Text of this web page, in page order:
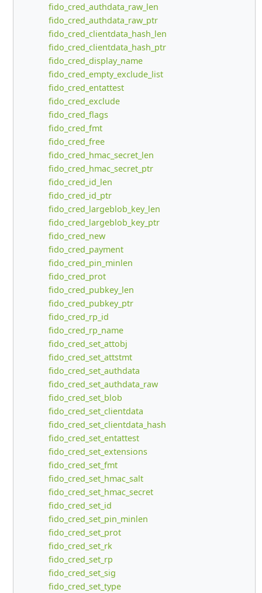
fido_cred_authdata_raw_len
fido_cred_authdata_raw_ptr
fido_cred_clientdata_hash_len
fido_cred_clientdata_hash_ptr
fido_cred_display_name
fido_cred_empty_exclude_list
fido_cred_entattest
fido_cred_exclude
fido_cred_flags
fido_cred_fmt
fido_cred_free
fido_cred_hmac_secret_len
fido_cred_hmac_secret_ptr
fido_cred_id_len
fido_cred_id_ptr
fido_cred_largeblob_key_len
fido_cred_largeblob_key_ptr
fido_cred_new
fido_cred_payment
fido_cred_pin_minlen
fido_cred_prot
fido_cred_pubkey_len
fido_cred_pubkey_ptr
fido_cred_rp_id
fido_cred_rp_name
fido_cred_set_attobj
fido_cred_set_attstmt
fido_cred_set_authdata
fido_cred_set_authdata_raw
fido_cred_set_blob
fido_cred_set_clientdata
fido_cred_set_clientdata_hash
fido_cred_set_entattest
fido_cred_set_extensions
fido_cred_set_fmt
fido_cred_set_hmac_salt
fido_cred_set_hmac_secret
fido_cred_set_id
fido_cred_set_pin_minlen
fido_cred_set_prot
fido_cred_set_rk
fido_cred_set_rp
fido_cred_set_sig
fido_cred_set_type